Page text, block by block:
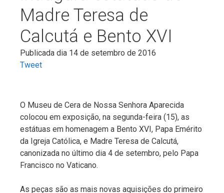
Madre Teresa de
Calcutá e Bento XVI
Publicada dia 14 de setembro de 2016
Tweet
O Museu de Cera de Nossa Senhora Aparecida
colocou em exposição, na segunda-feira (15), as
estátuas em homenagem a Bento XVI, Papa Emérito
da Igreja Católica, e Madre Teresa de Calcutá,
canonizada no último dia 4 de setembro, pelo Papa
Francisco no Vaticano.
As peças são as mais novas aquisições do primeiro